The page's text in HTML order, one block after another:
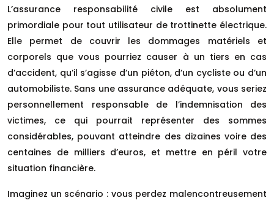
L’assurance responsabilité civile est absolument
primordiale pour tout utilisateur de trottinette électrique.
Elle permet de couvrir les dommages matériels et
corporels que vous pourriez causer à un tiers en cas
d’accident, qu’il s’agisse d’un piéton, d’un cycliste ou d’un
automobiliste. Sans une assurance adéquate, vous seriez
personnellement responsable de l’indemnisation des
victimes, ce qui pourrait représenter des sommes
considérables, pouvant atteindre des dizaines voire des
centaines de milliers d’euros, et mettre en péril votre
situation financière.
Imaginez un scénario : vous perdez malencontreusement